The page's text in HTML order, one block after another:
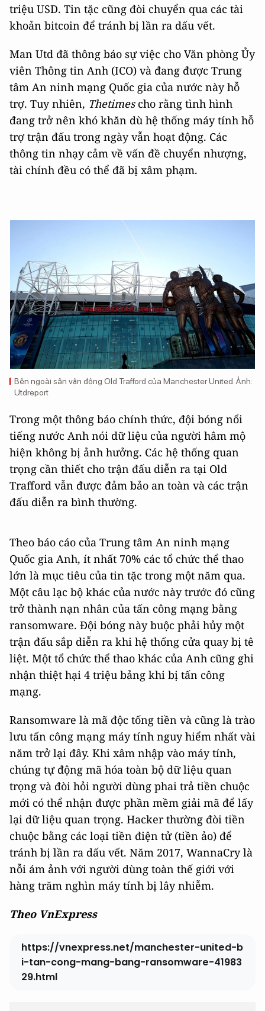
triệu USD. Tin tặc cũng đòi chuyển qua các tài
khoản bitcoin để tránh bị lần ra dấu vết.
Man Utd đã thông báo sự việc cho Văn phòng Ủy
viên Thông tin Anh (ICO) và đang được Trung
tâm An ninh mạng Quốc gia của nước này hỗ
trợ. Tuy nhiên, Thetimes cho rằng tình hình
đang trở nên khó khăn dù hệ thống máy tính hỗ
trợ trận đấu trong ngày vẫn hoạt động. Các
thông tin nhạy cảm về vấn đề chuyển nhượng,
tài chính đều có thể đã bị xâm phạm.
Bên ngoài sân vận động Old Trafford của Manchester United. Ảnh:
Utdreport
Trong một thông báo chính thức, đội bóng nổi
tiếng nước Anh nói dữ liệu của người hâm mộ
hiện không bị ảnh hưởng. Các hệ thống quan
trọng cần thiết cho trận đấu diễn ra tại Old
Trafford vẫn được đảm bảo an toàn và các trận
đấu diễn ra bình thường.
Theo báo cáo của Trung tâm An ninh mạng
Quốc gia Anh, ít nhất 70% các tổ chức thể thao
lớn là mục tiêu của tin tặc trong một năm qua.
Một câu lạc bộ khác của nước này trước đó cũng
trở thành nạn nhân của tấn công mạng bằng
ransomware. Đội bóng này buộc phải hủy một
trận đấu sắp diễn ra khi hệ thống cửa quay bị tê
liệt. Một tổ chức thể thao khác của Anh cũng ghi
nhận thiệt hại 4 triệu bảng khi bị tấn công
mạng.
Ransomware là mã độc tống tiền và cũng là trào
lưu tấn công mạng máy tính nguy hiểm nhất vài
năm trở lại đây. Khi xâm nhập vào máy tính,
chúng tự động mã hóa toàn bộ dữ liệu quan
trọng và đòi hỏi người dùng phai trả tiền chuộc
mới có thể nhận được phần mềm giải mã để lấy
lại dữ liệu quan trọng. Hacker thường đòi tiền
chuộc bằng các loại tiền điện tử (tiền ảo) để
tránh bị lần ra dấu vết. Năm 2017, WannaCry là
nỗi ám ảnh với người dùng toàn thế giới với
hàng trăm nghìn máy tính bị lây nhiễm.
Theo VnExpress
https://vnexpress.net/manchester-united-b
i-tan-cong-mang-bang-ransomware-41983
29.html